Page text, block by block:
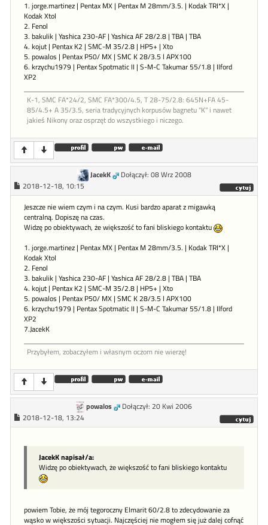
1. jorge.martinez | Pentax MX | Pentax M 28mm/3.5. | Kodak TRI*X |
Kodak Xtol
2. Fenol
3. bakulik | Yashica 230-AF | Yashica AF 28/2.8 | TBA | TBA
4. kojut | Pentax K2 | SMC-M 35/2.8 | HP5+ | Xto
5. powalos | Pentax P50/ MX | SMC K 28/3.5 l APX100
6. krzychu1979 | Pentax Spotmatic II | S-M-C Takumar 55/1.8 | Ilford
XP2
K-1, SMC FA*24/2, SMC FA*300/4.5, T 28-75/2.8: 645N+FA 45-
85/4.5+ A 35/3.5, seria tradycyjnych korpusów bagnetu "K" i nawet
jakieś Nikony oraz osprzęt do wszystkiego i niczego.
JacekK
Dołączył: 08 Wrz 2008
2018-12-18, 10:15
Jeszcze nie wiem czym i na czym. Kusi bardzo aparat z migawką
centralną. Dopiszę na czas.
Widzę po obiektywach, że większość to fani bliskiego kontaktu
1. jorge.martinez | Pentax MX | Pentax M 28mm/3.5. | Kodak TRI*X |
Kodak Xtol
2. Fenol
3. bakulik | Yashica 230-AF | Yashica AF 28/2.8 | TBA | TBA
4. kojut | Pentax K2 | SMC-M 35/2.8 | HP5+ | Xto
5. powalos | Pentax P50/ MX | SMC K 28/3.5 l APX100
6. krzychu1979 | Pentax Spotmatic II | S-M-C Takumar 55/1.8 | Ilford
XP2
7.JacekK
Przybyłem, zobaczyłem i własnym oczom nie wierzę!
powalos
Dołączył: 20 Kwi 2006
2018-12-18, 13:24
JacekK napisał/a:
Widzę po obiektywach, że większość to fani bliskiego kontaktu
powiem Tobie, że mój tegoroczny Elmarit 60/2.8 to zdecydowanie za
wąsko w większości sytuacji. Najczęściej nie mogłem się już dalej cofnąć